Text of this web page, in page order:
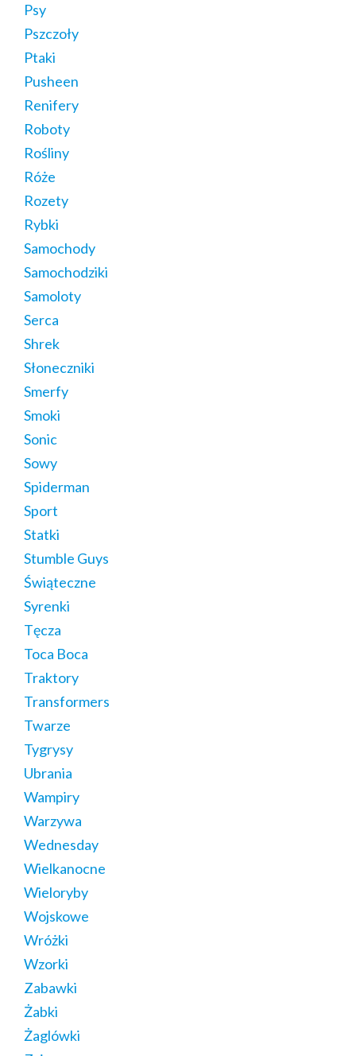
Psy
Pszczoły
Ptaki
Pusheen
Renifery
Roboty
Rośliny
Róże
Rozety
Rybki
Samochody
Samochodziki
Samoloty
Serca
Shrek
Słoneczniki
Smerfy
Smoki
Sonic
Sowy
Spiderman
Sport
Statki
Stumble Guys
Świąteczne
Syrenki
Tęcza
Toca Boca
Traktory
Transformers
Twarze
Tygrysy
Ubrania
Wampiry
Warzywa
Wednesday
Wielkanocne
Wieloryby
Wojskowe
Wróżki
Wzorki
Zabawki
Żabki
Żaglówki